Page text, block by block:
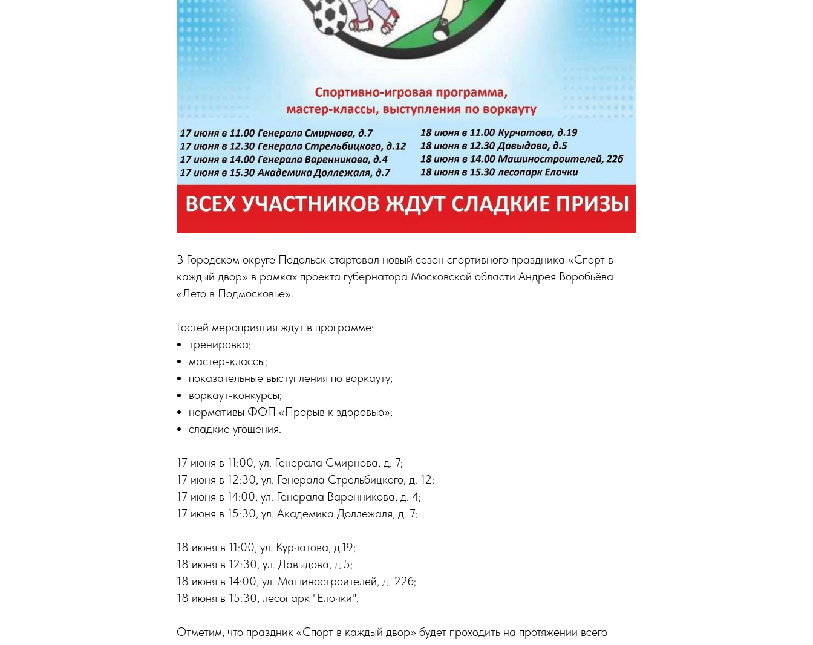
В Городском округе Подольск стартовал новый сезон спортивного праздника «Спорт в
каждый двор» в рамках проекта губернатора Московской области Андрея Воробьёва
«Лето в Подмосковье».
Гостей мероприятия ждут в программе:
тренировка;
мастер-классы;
показательные выступления по воркауту;
воркаут-конкурсы;
нормативы ФОП «Прорыв к здоровью»;
сладкие угощения.
17 июня в 11:00, ул. Генерала Смирнова, д. 7;
17 июня в 12:30, ул. Генерала Стрельбицкого, д. 12;
17 июня в 14:00, ул. Генерала Варенникова, д. 4;
17 июня в 15:30, ул. Академика Доллежаля, д. 7;
18 июня в 11:00, ул. Курчатова, д.19;
18 июня в 12:30, ул. Давыдова, д.5;
18 июня в 14:00, ул. Машиностроителей, д. 22б;
18 июня в 15:30, лесопарк "Елочки".
Отметим, что праздник «Спорт в каждый двор» будет проходить на протяжении всего